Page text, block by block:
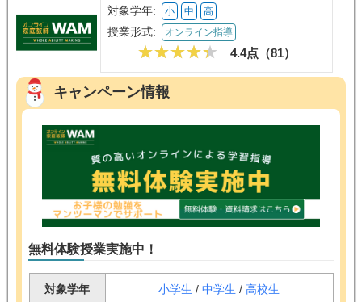
対象学年: 小 中 高
授業形式: オンライン指導
4.4点（81）
キャンペーン情報
無料体験授業実施中！
対象学年 小学生 / 中学生 / 高校生